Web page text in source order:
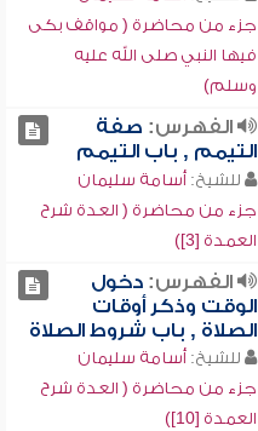
جزء من محاضرة ( مواقف بكى
فيها النبي صلى الله عليه
وسلم)
الفهرس: صفة
التيمم , باب التيمم
للشيخ: أسامة سليمان
جزء من محاضرة ( العدة شرح
العمدة [3])
الفهرس:دخول
الوقت وذكر أوقات
الصلاة , باب شروط الصلاة
للشيخ: أسامة سليمان
جزء من محاضرة ( العدة شرح
العمدة [10])